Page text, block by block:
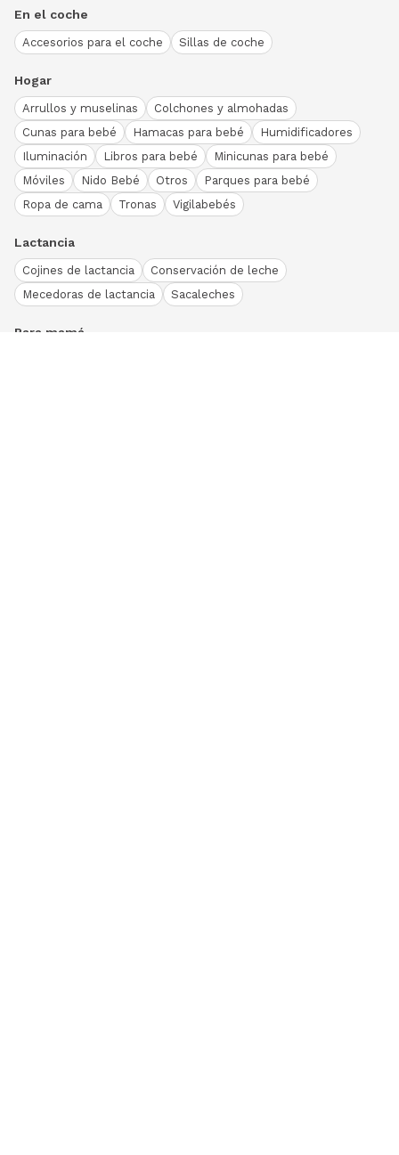
En el coche
Accesorios para el coche Sillas de coche
Hogar
Arrullos y muselinas
Colchones y almohadas
Cunas para bebé
Hamacas para bebé
Humidificadores
Iluminación
Libros para bebé
Minicunas para bebé
Móviles
Nido Bebé Otros
Parques para bebé
Ropa de cama
Tronas Vigilabebés
Lactancia
Cojines de lactancia
Conservación de leche
Mecedoras de lactancia
Sacaleches
Para mamá